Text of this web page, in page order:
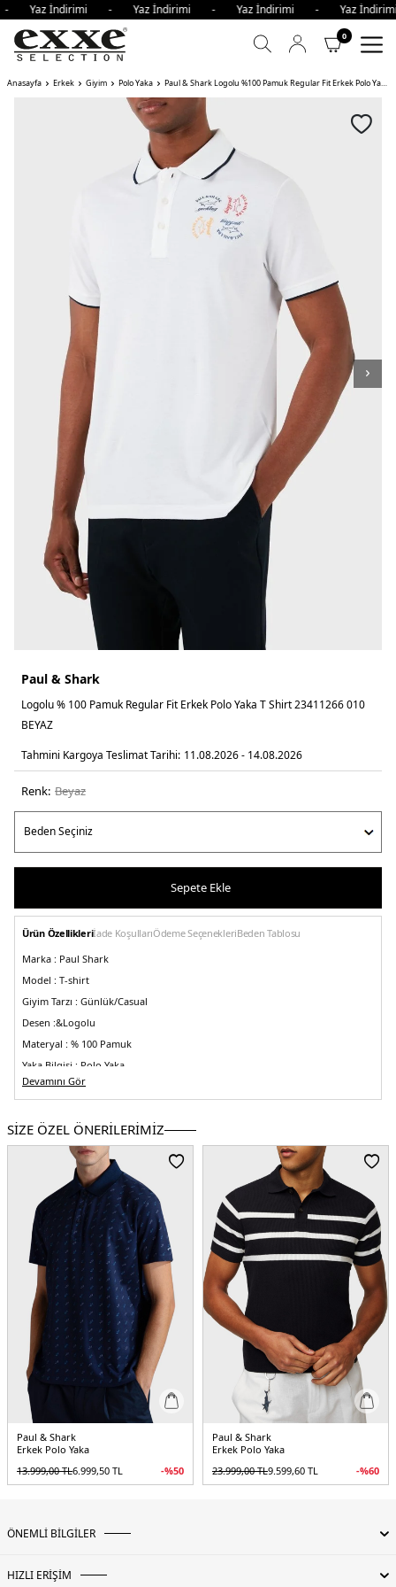
Yaz İndirimi - Yaz İndirimi - Yaz İndirimi - Yaz
0
Anasayfa Erkek Giyim Polo Yaka Paul & Shark Logolu %100 Pamuk Regular Fit Erkek Polo Yaka T Shirt
Paul & Shark
Logolu % 100 Pamuk Regular Fit Erkek Polo Yaka T Shirt 23411266 010
BEYAZ
Tahmini Kargoya Teslimat Tarihi: 11.08.2026 - 14.08.2026
Renk: beyaz
Sepete Ekle
Ürün Özellikleriİade KoşullarıÖdeme SeçenekleriBeden Tablosu
Marka : Paul Shark
Model : T-shirt
Giyim Tarzı : Günlük/Casual
Desen :&Logolu
Materyal : % 100 Pamuk
Yaka Bilgisi : Polo Yaka
Kol Bilgisi :Kısa Kol
Üretim Yeri :İtalya
5DE123411266010.25
Devamını Gör
SİZE ÖZEL ÖNERİLERİMİZ
Paul & Shark
Erkek Polo Yaka
13.999,00TL6.999,50 TL -%50
Paul & Shark
Erkek Polo Yaka
23.999,00TL9.599,60 TL -%60
ÖNEMLİ BİLGİLER
HIZLI ERİŞİM